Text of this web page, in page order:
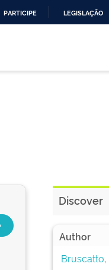
PARTICIPE LEGISLAÇÃO
Discover
Author
Bruscatto,